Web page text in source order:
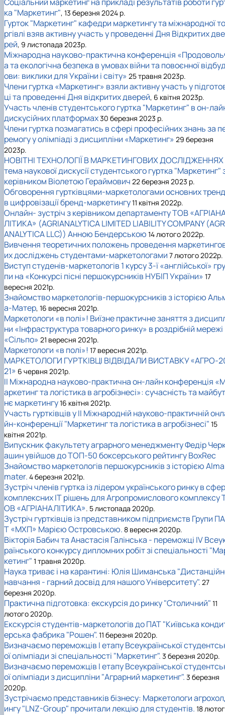
ка "Маркетинг", 13 березня 2024 р.
Гурток "Маркетинг" кафедри маркетингу та міжнародної то
ргівлі взяв активну участь у проведенні Дня Відкритих две
рей, 9 листопада 2023р.
Міжнародна науково-практична конференція
а та екологічна безпека в умовах війни та повоєнної
ови: виклики для України і світу» 25 травня 2023р.
Члени гуртка «Маркетинг» взяли активну участь у
ці та проведенні Дня відкритих дверей, 6 квітня 2023р.
Участь членів студентського гуртка "Маркетинг" в он-
дискусійних платформах30 березня 2023 р.
Члени гуртка позмагатись в сфері професійних знань за
ремогу у олімпіаді з дисципліни «Маркетинг» 29 березня
2023р.
НОВІТНІ ТЕХНОЛОГІЇ В МАРКЕТИНГОВИХ
тема наукової дискусії студентського гуртка "Маркетинг"
керівником Віолетою Гераймович 22 березня 2023 р.
Обговорення гуртківцями-маркетологами основних
в цифровізації бренд-маркетингу11 квітня 2022р.
Онлайн- зустріч з керівником департаменту ТОВ
ЛІТИКА» (AGRIANALYTICA LIMITED LIABILITY COMPANY
ANALYTICA LLC)) Анною Бендерською 14 лютого 2022р.
Вивчення теоретичних положень проведення
их досліджень студентами-маркетологами 7 лютого 2022р.
Виступ студенів-маркетологів 1 курсу 3-ї «англійської» гру
пи на «Конкурсі пісні першокурсників НУБІП України» 17
вересня 2021р.
Знайомство маркетологів-першокурсників з історією
а-Матер, 16 вересня 2021р.
Маркетологи «в полі»! Виїзне практичне заняття з
ни «Інфраструктура товарного ринку» в роздрібній мережі
«Сільпо» 21 вересня 2021р.
Маркетологи «в полі»! 17 вересня 2021р.
МАРКЕТОЛОГИ ГУРТКІВЦІ ВІДВІДАЛИ ВИСТАВКУ «АГРО-
21» 6 червня 2021р.
II Міжнародна науково-практична он-лайн конференція
аркетинг та логістика в агробізнесі»: сучасність та майбут
нє маркетингу16 квітня 2021р.
Участь гуртківців у II Міжнародній науково-практичній
йн-конференції "Маркетинг та логістика в агробізнесі" 15
квітня 2021р.
Випускник факультету аграрного менеджменту Федір
ашин увійшов до ТОП-50 боксерського рейтингу BoxRec
Знайомство маркетологів першокурсників з історією Alma
mater. 4 березня 2021р.
Зустріч членів гуртка із лідером українського ринку в
комплексних IT рішень для Агропромислового комплексу
ОВ «АГРІАНАЛІТИКА». 5 листопада 2020р.
Зустріч гуртківців із представником підприємств Групи ПА
Т «МХП» Марією Островською. 8 вересня 2020р.
Вікторія Бабич та Анастасія Галінська - переможці IV
раїнського конкурсу дипломних робіт зі спеціальності
кетинг" 1 травня 2020р.
Наука триває і на карантині: Юлія Шиманська
навчання - гарний досвід для нашого Університету". 27
березня 2020р.
Практична підготовка: екскурсія до ринку "Столичний" 11
лютого 2020р.
Екскурсія студентів-маркетологів до ПАТ "Київська
ерська фабрика "Рошен". 11 березня 2020р.
Визначаємо переможців I етапу Всеукраїнської
ої олімпіади зі спеціальності "Маркетинг". 3 березня 2020р.
Визначаємо переможців I етапу Всеукраїнської
ої олімпіади з дисципліни "Аграрний маркетинг". 3 березня
2020р.
Зустрічаємо представників бізнесу: Маркетологи
ингу "LNZ-Group" прочитали лекцію для студентів. 18